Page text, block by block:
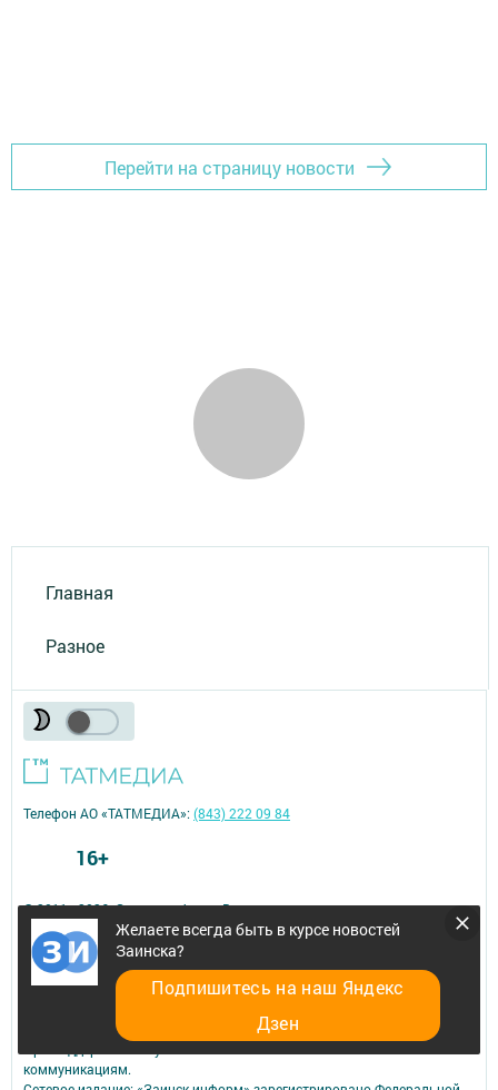
Перейти на страницу новости
Главная
Разное
Желаете всегда быть в курсе новостей
Заинска?
Подпишитесь на наш Яндекс
Дзен
© 2011 - 2026. Заинск-информ. Все права защищены.
© ТАТМЕДИА. Все материалы, размещенные на сайте, защищены
законом.
Перепечатка, воспроизведение и распространение в любом объеме
информации,
редакций СМИ.
коммуникациям.
Телефон АО «ТАТМЕДИА»:(843) 222 09 84
16+